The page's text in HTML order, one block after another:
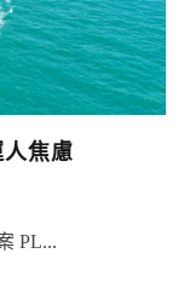
焦慮
PL...